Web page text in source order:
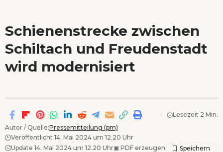
Schienenstrecke zwischen
Schiltach und Freudenstadt
wird modernisiert
Autor / Quelle:Pressemitteilung (pm)
Veröffentlicht 14. Mai 2024 um 12.20 Uhr
Update 14. Mai 2024 um 12.20 Uhr▣ PDF erzeugen
Lesezeit 2 Min.